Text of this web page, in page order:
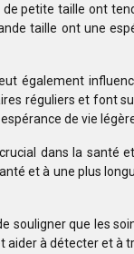
de petite taille ont
taille ont une
également
réguliers et font
de vie
dans la santé
et à une plus
souligner que les
aider à détecter et à